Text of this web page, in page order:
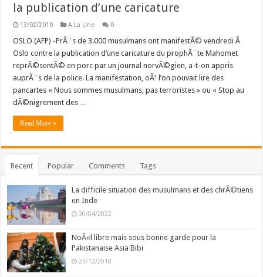
la publication d’une caricature
13/02/2010 A La Une 0
OSLO (AFP) -PrÃ¨s de 3.000 musulmans ont manifestÃ© vendredi Ã
Oslo contre la publication d’une caricature du prophÃ¨te Mahomet
reprÃ©sentÃ© en porc par un journal norvÃ©gien, a-t-on appris
auprÃ¨s de la police. La manifestation, oÃ¹ l’on pouvait lire des
pancartes « Nous sommes musulmans, pas terroristes » ou « Stop au
dÃ©nigrement des …
Read More »
Recent Popular Comments Tags
La difficile situation des musulmans et des chrÃ©tiens
en Inde
30/04/2022
NoÃ«l libre mais sous bonne garde pour la
Pakistanaise Asia Bibi
23/12/2018